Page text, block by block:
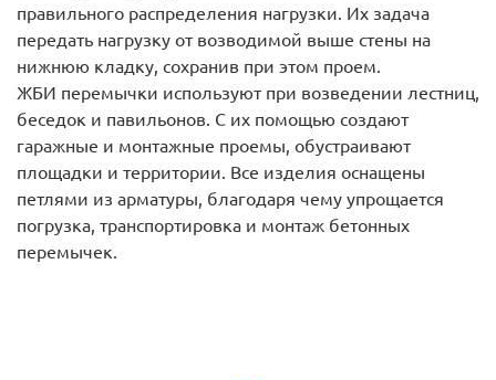
правильного распределения нагрузки. Их задача
передать нагрузку от возводимой выше стены на
нижнюю кладку, сохранив при этом проем.
ЖБИ перемычки используют при возведении лестниц,
беседок и павильонов. С их помощью создают
гаражные и монтажные проемы, обустраивают
площадки и территории. Все изделия оснащены
петлями из арматуры, благодаря чему упрощается
погрузка, транспортировка и монтаж бетонных
перемычек.